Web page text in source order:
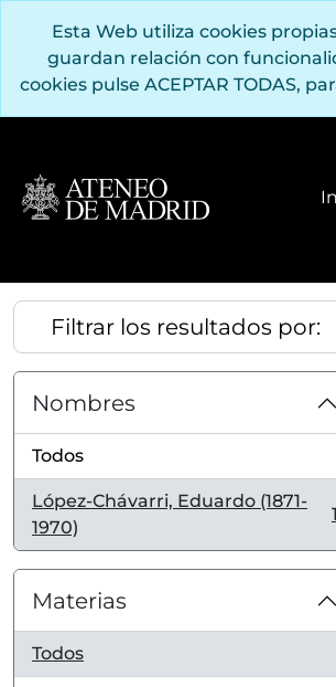
Esta Web utiliza cookies
guardan relación con
cookies pulse ACEPTAR TODAS,
Filtrar los resultados por:
Nombres
Todos
López-Chávarri, Eduardo (1871-
1970)
, 1 resultados
1
Materias
Todos